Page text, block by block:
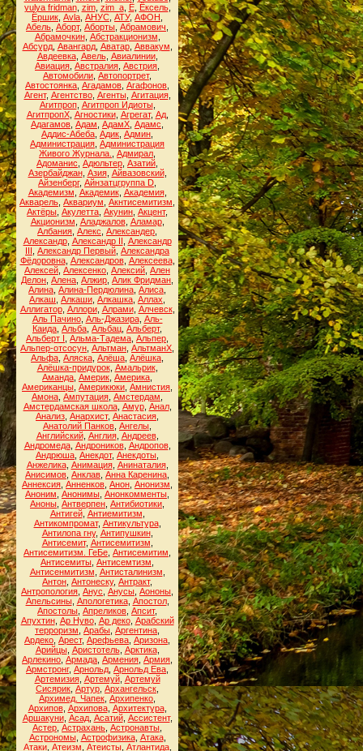
yulya fridman, zim, zim_a, Ё, Ёксель,
Ёршик Аvla АНУС АТУ, АФОН
Абель Аборт, Аборты Абрамович
Абрамочкин, Абстракционизм
Абсурд, Авангард, Аватар, Аввакум
Авдеевка, Авель, Авиалинии,
Авиация Австралия Австрия
Автомобили Автопортрет,
Автостоянка Агадамов Агафонов
Агент, Агентство, Агенты, Агитация,
Агитпроп, Агитпроп Идиоты,
АгитпропХ, Агностики, Агрегат, Ад,
Адагамов Адам АдамХ Адамс
Аддис-Абеба Адик Админ
Администрация Администрация
Живого Журнала.
Адмирал
Адоманис Адюльтер Азатий
Азербайджан, Азия, Айвазовский,
Айзенберг, Айнзатцгруппа D
Академизм Академик, Академия,
Акварель Аквариум Акнтисемитизм
Актёры Акулетта Акунин Акцент,
Акционизм Аладжалов, Аламар,
Албания Алекс Александер
Александр, Александр II Александр
III Александр Первый Александра
Фёдоровна, Александров, Алексеева,
Алексей Алексенко Алексий Ален
Делон Алена Алжир Алик Фридман
Алина Алина-Пердюлина Алиса
Алкаш Алкаши Алкашка Аллах
Аллигатор, Аллори, Алрами, Алчевск,
Аль Пачино, Аль-Джазира, Аль-
Каида Альба Альбац Альберт,
Альберт I Альма-Тадема Альпер
Альпер-отсосун Альтман АльтманХ
Альфа Аляска Алёша Алёшка
Алёшка-придурок, Амальрик,
Аманда Америк Америка
Американцы Америкюки Амнистия
Амона Ампутация Амстердам
Амстердамская школа, Амур, Анал,
Анализ Анархист, Анастасия
Анатолий Панков Ангелы
Английский, Англия, Андреев,
Андромеда, Андроников, Андропов,
Андрюша Анекдот, Анекдоты
Анжелика, Анимация, Анинаталия,
Анисимов Анклав Анна Каренина
Аннексия Анненков Анон Анонизм
Аноним Анонимы Анонкомменты
Аноны Антверпен Антибиотики
Антигей, Антиемитизм
Антикомпромат, Антикультура,
Антилопа гну, Антипушкин,
Антисемит, Антисемитизм
Антисемитизм. ГеБе Антисемитим
Антисемиты Антисемтизм
Антисенмитизм Антисталинизм
Антон Антонеску, Антракт,
Антропология Анус Анусы Аононы
Апельсины, Апологетика, Апостол,
Апостолы Апреликов Апсит,
Апухтин, Ар Нуво, Ар деко, Арабский
терроризм Арабы Аргентина
Ардеко Арест, Арефьева Аризона
Арийцы, Аристотель, Арктика,
Арлекино Армада Армения Армия
Армстронг, Арнольд Арнольд Ева
Артемизия, Артемуй, Артемуй
Сисярик Артур Архангельск
Архимед. Чапек Архипенко
Архипов, Архипова, Архитектура,
Аршакуни, Асад, Асатий, Ассистент,
Астер Астрахань Астронавты
Астрономы, Астрофизика, Атака,
Атаки, Атеизм Атеисты, Атлантида,